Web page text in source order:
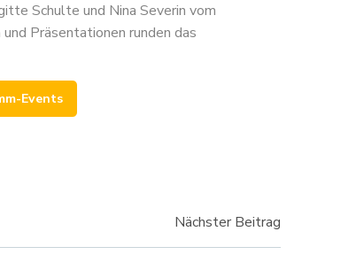
Schulte und Nina Severin vom
Präsentationen runden das
Events
Nächster Beitrag